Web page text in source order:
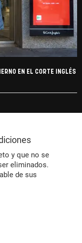
EN EL CORTE INGLÉS
y que no se
eliminados.
de sus